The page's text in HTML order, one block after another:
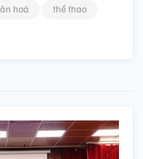
hoá
thể thao